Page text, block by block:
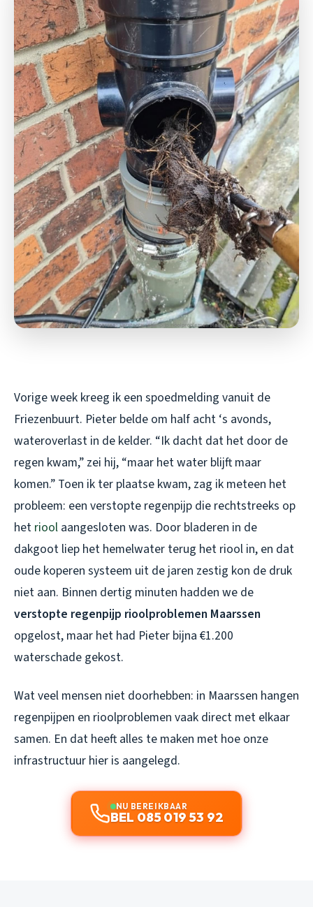
Vorige week kreeg ik een spoedmelding vanuit de
Friezenbuurt. Pieter belde om half acht ‘s avonds,
wateroverlast in de kelder. “Ik dacht dat het door de
regen kwam,” zei hij, “maar het water blijft maar
komen.” Toen ik ter plaatse kwam, zag ik meteen het
probleem: een verstopte regenpijp die rechtstreeks op
het riool aangesloten was. Door bladeren in de
dakgoot liep het hemelwater terug het riool in, en dat
oude koperen systeem uit de jaren zestig kon de druk
niet aan. Binnen dertig minuten hadden we de
verstopte regenpijp rioolproblemen Maarssen
opgelost, maar het had Pieter bijna €1.200
waterschade gekost.
Wat veel mensen niet doorhebben: in Maarssen hangen
regenpijpen en rioolproblemen vaak direct met elkaar
samen. En dat heeft alles te maken met hoe onze
infrastructuur hier is aangelegd.
NU BEREIKBAAR
BEL 085 019 53 92